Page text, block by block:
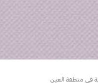
في منطقة العين